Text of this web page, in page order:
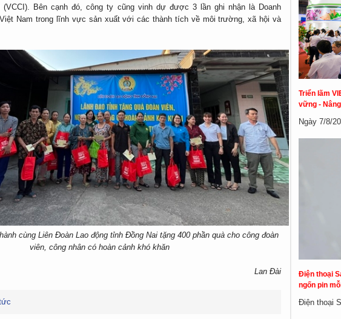
(VCCI). Bên cạnh đó, công ty cũng vinh dự được 3 lần ghi nhận là Doanh
Nam trong lĩnh vực sản xuất với các thành tích về môi trường, xã hội và
cùng Liên Đoàn Lao động tỉnh Đồng Nai tặng 400 phần quà cho công đoàn
viên, công nhân có hoàn cảnh khó khăn
Lan Đài
Triển lãm
vững -
Ngày 7/8/
Điện thoại
ngốn pin
Điện thoại